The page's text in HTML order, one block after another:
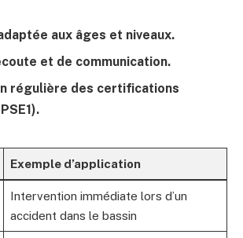
aux âges et niveaux.
et de communication.
régulière des certifications
Exemple d’application
Intervention immédiate lors d’un
accident dans le bassin